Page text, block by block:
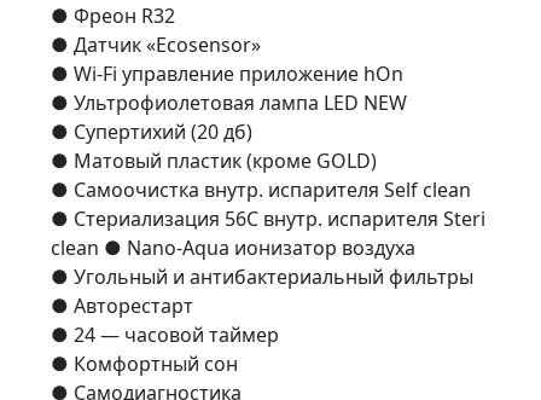
● Фреон R32
● Датчик «Ecosensor»
● Wi-Fi управление приложение hOn
● Ультрофиолетовая лампа LED NEW
● Супертихий (20 дб)
● Матовый пластик (кроме GOLD)
● Самоочистка внутр. испарителя Self clean
● Стериализация 56С внутр. испарителя Steri
clean ● Nano-Aqua ионизатор воздуха
● Угольный и антибактериальный фильтры
● Авторестарт
● 24 — часовой таймер
● Комфортный сон
● Самодиагностика